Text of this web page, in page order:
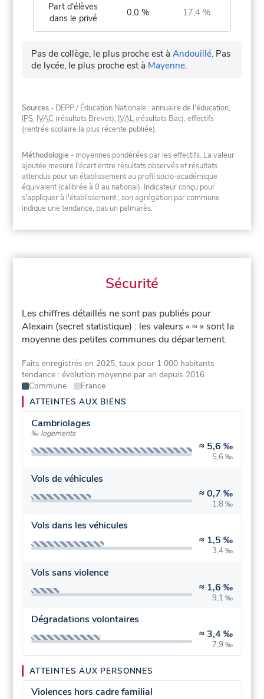
Part d'élèves
dans le privé
0,0 % 17,4 %
Pas de collège, le plus proche est àAndouillé. Pas
de lycée, le plus proche est à Mayenne.
Sources - DEPP / Éducation Nationale : annuaire de l'éducation,
IPS, IVAC (résultats Brevet), IVAL (résultats Bac), effectifs
(rentrée scolaire la plus récente publiée).
Méthodologie - moyennes pondérées par les effectifs. La valeur
ajoutée mesure l'écart entre résultats observés et résultats
attendus pour un établissement au profil socio-académique
équivalent (calibrée à 0 au national). Indicateur conçu pour
s'appliquer à l'établissement ; son agrégation par commune
indique une tendance, pas un palmarès.
Sécurité
Les chiffres détaillés ne sont pas publiés pour
Alexain (secret statistique) : les valeurs « ≈ » sont la
moyenne des petites communes du département.
Faits enregistrés en 2025, taux pour 1 000 habitants ·
tendance : évolution moyenne par an depuis 2016
Commune
France
ATTEINTES AUX BIENS
Cambriolages
‰ logements
≈ 5,6 ‰
5,6 ‰
Vols de véhicules
≈0,7 ‰
1,8 ‰
Vols dans les véhicules
≈ 1,5 ‰
3,4 ‰
Vols sans violence
≈ 1,6 ‰
9,1 ‰
Dégradations volontaires
≈ 3,4 ‰
7,9 ‰
ATTEINTES AUX PERSONNES
Violences hors cadre familial